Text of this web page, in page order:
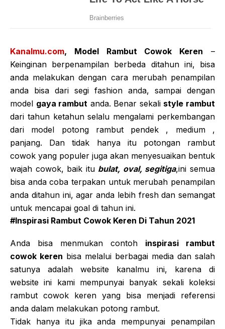
Kanalmu.com, Model Rambut Cowok Keren –
Keinginan berpenampilan berbeda ditahun ini, bisa
anda melakukan dengan cara merubah penampilan
anda bisa dari segi fashion anda, sampai dengan
model gaya rambut anda. Benar sekali style rambut
dari tahun ketahun selalu mengalami perkembangan
dari model potong rambut pendek , medium ,
panjang. Dan tidak hanya itu potongan rambut
cowok yang populer juga akan menyesuaikan bentuk
wajah cowok, baik itu bulat, oval, segitiga,ini semua
bisa anda coba terpakan untuk merubah penampilan
anda ditahun ini, agar anda lebih fresh dan semangat
untuk mencapai goal di tahun ini.
#Inspirasi Rambut Cowok Keren Di Tahun 2021
Anda bisa menmukan contoh inspirasi rambut
cowok keren bisa melalui berbagai media dan salah
satunya adalah website kanalmu ini, karena di
website ini kami mempunyai banyak sekali koleksi
rambut cowok keren yang bisa menjadi referensi
anda dalam melakukan potong rambut.
Tidak hanya itu jika anda mempunyai penampilan